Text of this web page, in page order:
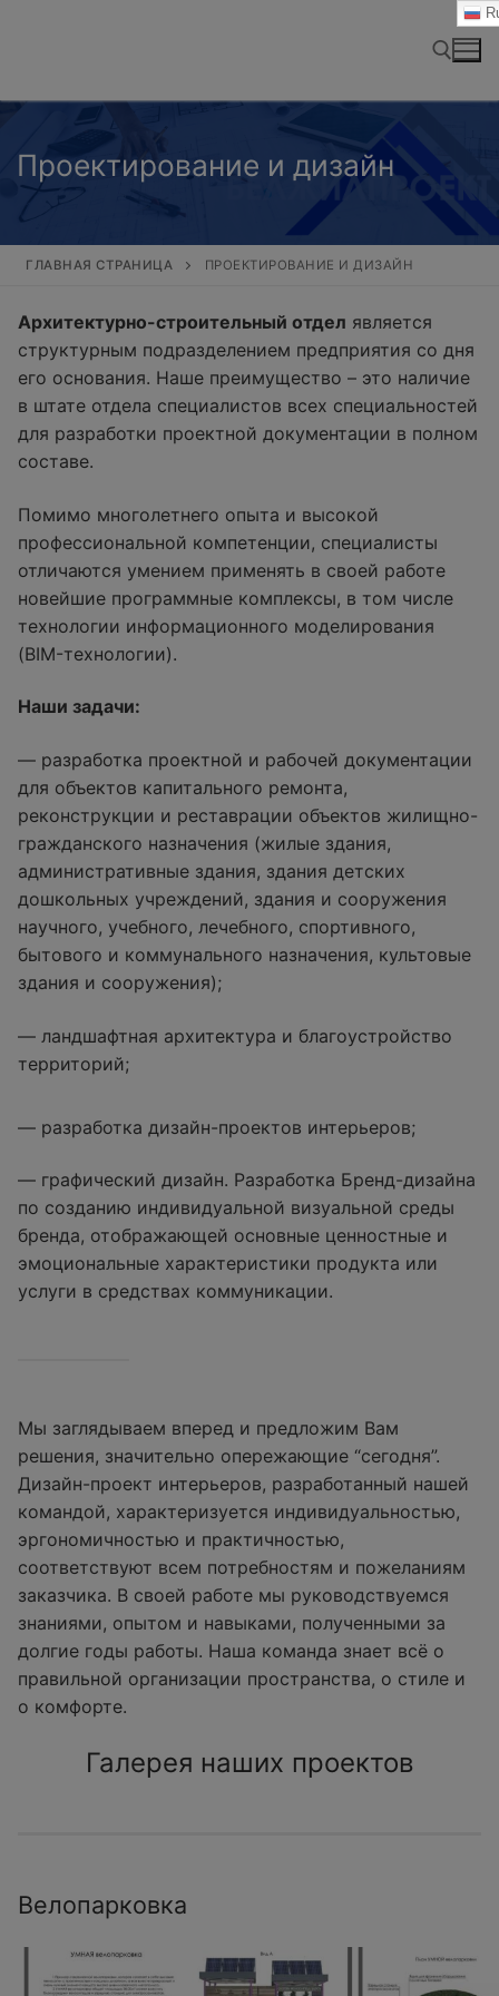
Проектирование и дизайн
ГЛАВНАЯ СТРАНИЦА ПРОЕКТИРОВАНИЕ И ДИЗАЙН
Архитектурно-строительный отдел является
структурным подразделением предприятия со дня
его основания. Наше преимущество – это наличие
в штате отдела специалистов всех специальностей
для разработки проектной документации в полном
составе.
Помимо многолетнего опыта и высокой
профессиональной компетенции, специалисты
отличаются умением применять в своей работе
новейшие программные комплексы, в том числе
технологии информационного моделирования
(BIM-технологии).
Наши задачи:
— разработка проектной и рабочей документации
для объектов капитального ремонта,
реконструкции и реставрации объектов жилищно-
гражданского назначения (жилые здания,
административные здания, здания детских
дошкольных учреждений, здания и сооружения
научного, учебного, лечебного, спортивного,
бытового и коммунального назначения, культовые
здания и сооружения);
— ландшафтная архитектура и благоустройство
территорий;
— разработка дизайн-проектов интерьеров;
— графический дизайн. Разработка Бренд-дизайна
по созданию индивидуальной визуальной среды
бренда, отображающей основные ценностные и
эмоциональные характеристики продукта или
услуги в средствах коммуникации.
Мы заглядываем вперед и предложим Вам
решения, значительно опережающие “сегодня”.
Дизайн-проект интерьеров, разработанный нашей
командой, характеризуется индивидуальностью,
эргономичностью и практичностью,
соответствуют всем потребностям и пожеланиям
заказчика. В своей работе мы руководствуемся
знаниями, опытом и навыками, полученными за
долгие годы работы. Наша команда знает всё о
правильной организации пространства, о стиле и
о комфорте.
Галерея наших проектов
Велопарковка